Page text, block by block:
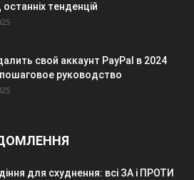
тенденцій
свой аккаунт PayPal в 2024
руководство
для схуднення: всі ЗА і ПРОТИ